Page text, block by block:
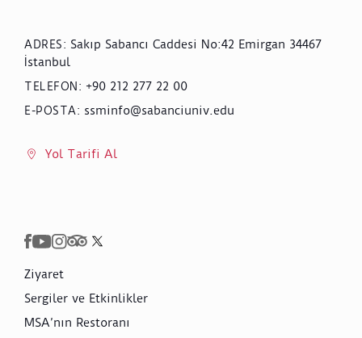
ADRES: Sakıp Sabancı Caddesi No:42 Emirgan 34467
İstanbul
TELEFON : +90 212 277 22 00
E-POSTA: ssminfo@sabanciuniv.edu
Yol Tarifi Al
Ziyaret
Sergiler ve Etkinlikler
MSA’nın Restoranı